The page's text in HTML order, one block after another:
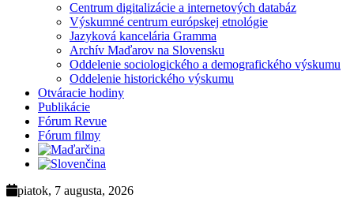
Centrum digitalizácie a internetových databáz
Výskumné centrum európskej etnológie
Jazyková kancelária Gramma
Archív Maďarov na Slovensku
Oddelenie sociologického a demografického výskumu
Oddelenie historického výskumu
Otváracie hodiny
Publikácie
Fórum Revue
Fórum filmy
piatok, 7 augusta, 2026